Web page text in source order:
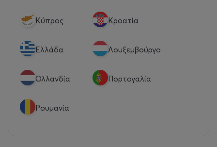
Κύπρος Κροατία
Eλλάδα Λουξεμβούργο
Ολλανδία Πορτογαλία
Ρουμανία